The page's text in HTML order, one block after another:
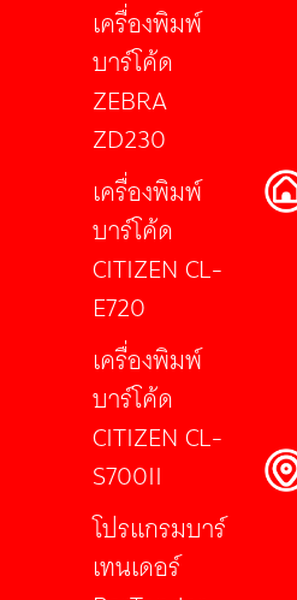
เครื่องพิมพ์
บาร์โค้ด
ZEBRA
ZD230
เครื่องพิมพ์
บาร์โค้ด
CITIZEN CL-
E720
เครื่องพิมพ์
บาร์โค้ด
CITIZEN CL-
S700II
โปรแกรมบาร์
เทนเดอร์